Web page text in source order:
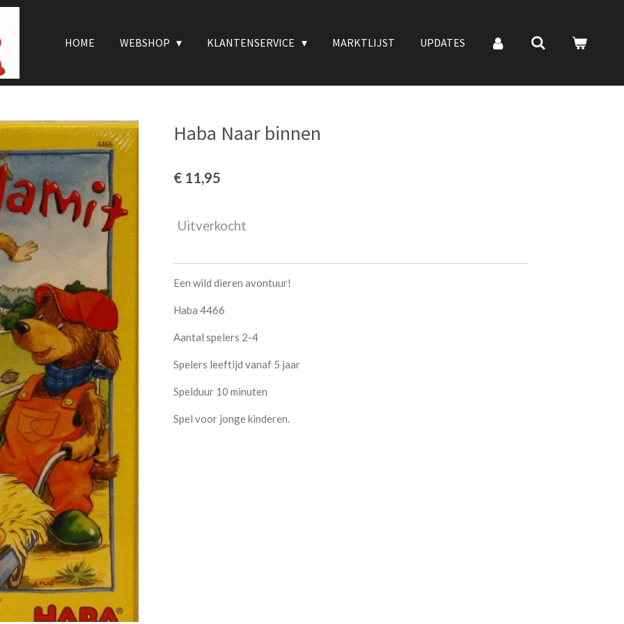
HOME WEBSHOP KLANTENSERVICE MARKTLIJST UPDATES
Haba Naar binnen
€ 11,95
Uitverkocht
Een wild dieren avontuur!
Haba 4466
Aantal spelers 2-4
Spelers leeftijd vanaf 5 jaar
Spelduur 10 minuten
Spel voor jonge kinderen.